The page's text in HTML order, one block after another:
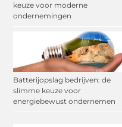
keuze voor moderne
ondernemingen
Batterijopslag bedrijven: de
slimme keuze voor
energiebewust ondernemen